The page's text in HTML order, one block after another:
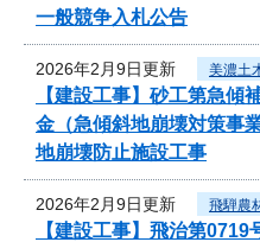
一般競争入札公告
2026年2月9日更新 美濃土
【建設工事】砂工第急傾
金（急傾斜地崩壊対策事
地崩壊防止施設工事
2026年2月9日更新 飛騨農
【建設工事】飛治第